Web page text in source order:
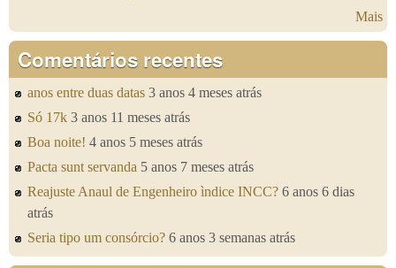
Mais
Comentários recentes
anos entre duas datas 3 anos 4 meses atrás
Só 17k 3 anos 11 meses atrás
Boa noite! 4 anos 5 meses atrás
Pacta sunt servanda 5 anos 7 meses atrás
Reajuste Anaul de Engenheiro ìndice INCC? 6 anos 6 dias
atrás
Seria tipo um consórcio? 6 anos 3 semanas atrás